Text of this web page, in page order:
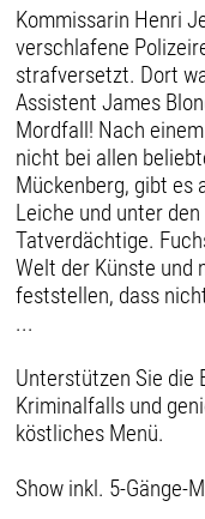
Kommissarin Henri
verschlafene
strafversetzt. Dort
Assistent James
Mordfall! Nach
nicht bei allen
Mückenberg, gibt es
Leiche und unter
Tatverdächtige.
Welt der Künste und
feststellen, dass
...
Unterstützen Sie die
Kriminalfalls und
köstliches Menü.
Show inkl. 5-Gänge-